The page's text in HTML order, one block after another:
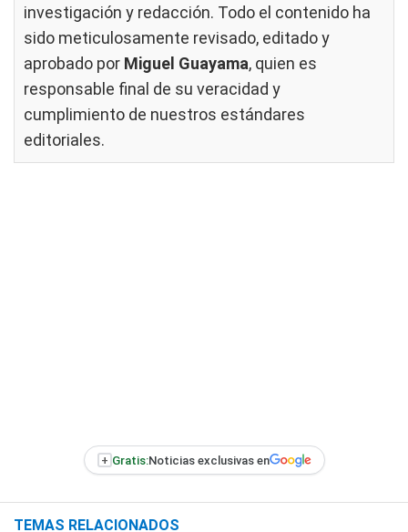
investigación y redacción. Todo el contenido ha
sido meticulosamente revisado, editado y
aprobado por Miguel Guayama, quien es
responsable final de su veracidad y
cumplimiento de nuestros estándares
editoriales.
+ Gratis:Noticias exclusivas en
TEMAS RELACIONADOS